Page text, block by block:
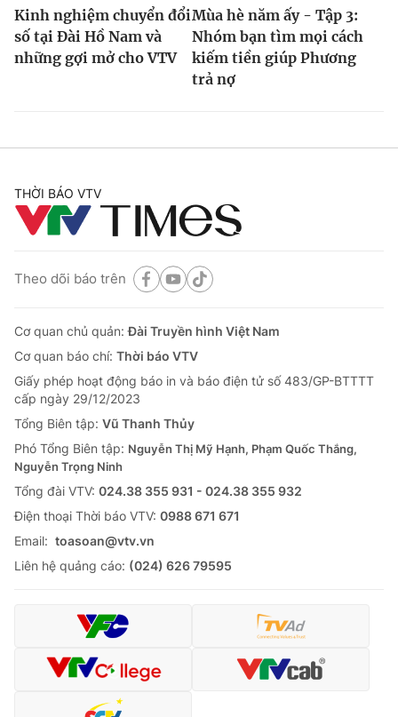
Kinh nghiệm chuyển đổi
số tại Đài Hồ Nam và
những gợi mở cho VTV
Mùa hè năm ấy - Tập 3:
Nhóm bạn tìm mọi cách
kiếm tiền giúp Phương
trả nợ
THỜI BÁO VTV
Theo dõi báo trên
Cơ quan chủ quản:Đài Truyền hình Việt Nam
Cơ quan báo chí: Thời báo VTV
Giấy phép hoạt động báo in và báo điện tử số 483/GP-BTTTT
cấp ngày 29/12/2023
Tổng Biên tập: Vũ Thanh Thủy
Phó Tổng Biên tập: Nguyễn Thị Mỹ Hạnh, Phạm Quốc Thắng,
Nguyễn Trọng Ninh
Tổng đài VTV: 024.38 355 931 - 024.38 355 932
Ðiện thoại Thời báo VTV: 0988 671 671
Email: toasoan@vtv.vn
Liên hệ quảng cáo: (024) 626 79595